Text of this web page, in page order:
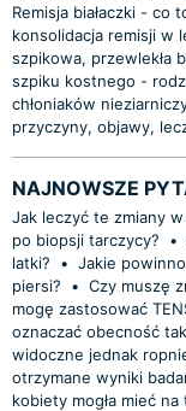
Remisja białaczki - co
konsolidacja remisji w
szpikowa, przewlekła
szpiku kostnego -
chłoniaków
przyczyny, objawy,
NAJNOWSZE
Jak leczyć te zmiany w
po biopsji tarczycy?
•
latki?
• Jakie
piersi?
• Czy muszę
mogę zastosować
oznaczać obecność
widoczne jednak
otrzymane wyniki
kobiety mogła mieć na